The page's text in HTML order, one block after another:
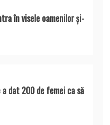
în visele oamenilor şi-
dat 200 de femei ca să